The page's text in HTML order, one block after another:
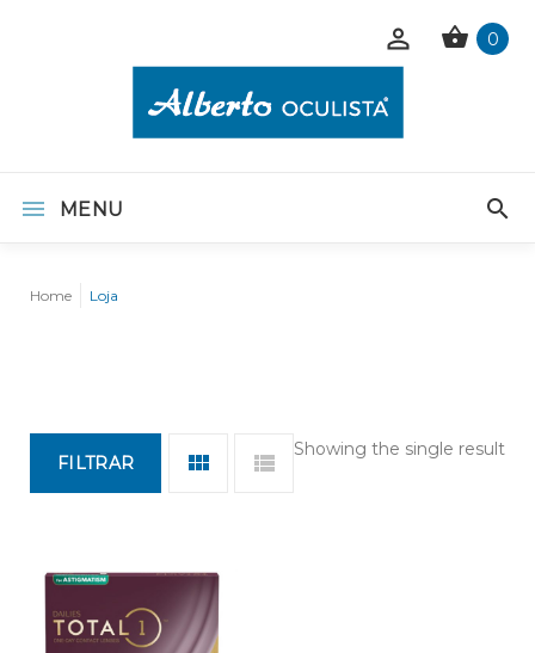
0
MENU
Home Loja
Showing the single result
FILTRAR